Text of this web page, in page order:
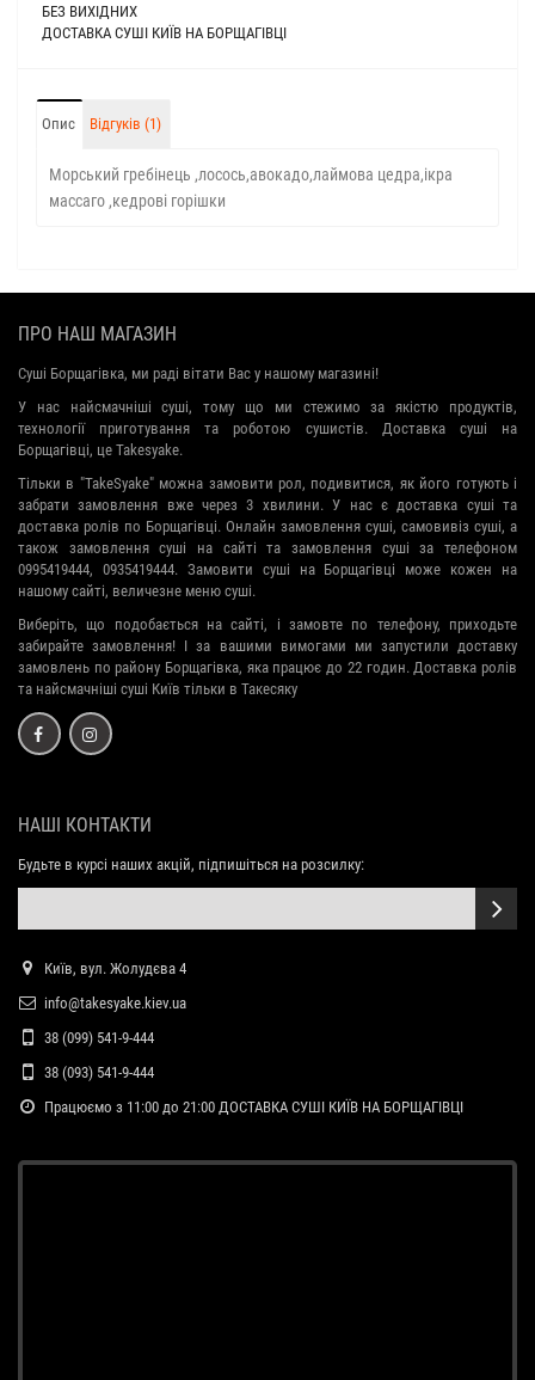
БЕЗ ВИХІДНИХ
ДОСТАВКА СУШІ КИЇВ НА БОРЩАГІВЦІ
Опис Відгуків (1)
Морський гребінець ,лосось,авокадо,лаймова цедра,ікра
массаго ,кедрові горішки
ПРО НАШ МАГАЗИН
Суші Борщагівка, ми раді вітати Вас у нашому магазині!
У нас найсмачніші суші, тому що ми стежимо за якістю продуктів,
технології приготування та роботою сушистів. Доставка суші на
Борщагівці, це Takesyake.
Тільки в "TakeSyake" можна замовити рол, подивитися, як його готують і
забрати замовлення вже через 3 хвилини. У нас є доставка суші та
доставка ролів по Борщагівці. Онлайн замовлення суші, самовивіз суші, а
також замовлення суші на сайті та замовлення суші за телефоном
0995419444, 0935419444. Замовити суші на Борщагівці може кожен на
нашому сайті, величезне меню суші.
Виберіть, що подобається на сайті, і замовте по телефону, приходьте
забирайте замовлення! І за вашими вимогами ми запустили доставку
замовлень по району Борщагівка, яка працює до 22 годин. Доставка ролів
та найсмачніші суші Київ тільки в Такесяку
НАШІ КОНТАКТИ
Будьте в курсі наших акцій, підпишіться на розсилку:
Київ, вул. Жолудєва 4
info@takesyake.kiev.ua
38 (099) 541-9-444
38 (093) 541-9-444
Працюємо з 11:00 до 21:00 ДОСТАВКА СУШІ КИЇВ НА БОРЩАГІВЦІ